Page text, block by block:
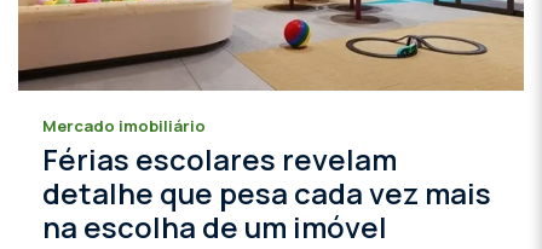
Mercado imobiliário
Férias escolares revelam
detalhe que pesa cada vez mais
na escolha de um imóvel